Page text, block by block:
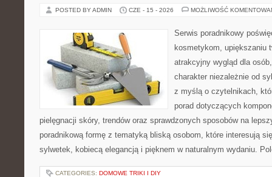
POSTED BY ADMIN CZE - 15 - 2026 MOŻLIWOŚĆ
Serwis poradnikowy
kosmetykom, upiększaniu
atrakcyjny wygląd dla
charakter niezależnie od
z myślą o czytelnikach,
porad dotyczących
pielęgnacji skóry, trendów oraz sprawdzonych sposobów na
poradnikową formę z tematyką bliską osobom, które interesują
sylwetek, kobiecą elegancją i pięknem w naturalnym wydaniu.
CATEGORIES: DOMOWE TRIKI I DIY